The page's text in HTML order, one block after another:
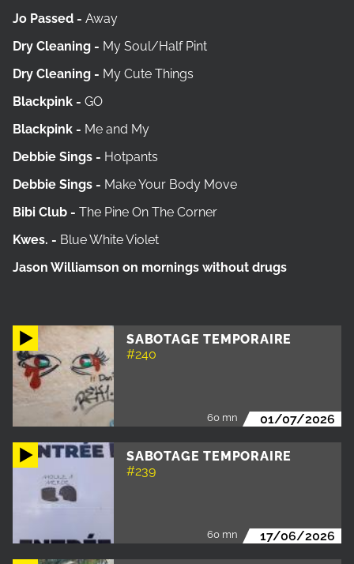
SABOTAGE TEMPORAIRE
#240
60 mn 01/07/2026
SABOTAGE TEMPORAIRE
#239
60 mn 17/06/2026
Jo Passed - Away
Dry Cleaning - My Soul/Half Pint
Dry Cleaning - My Cute Things
Blackpink - GO
Blackpink - Me and My
Debbie Sings - Hotpants
Debbie Sings - Make Your Body Move
Bibi Club - The Pine On The Corner
Kwes. - Blue White Violet
Jason Williamson on mornings without drugs